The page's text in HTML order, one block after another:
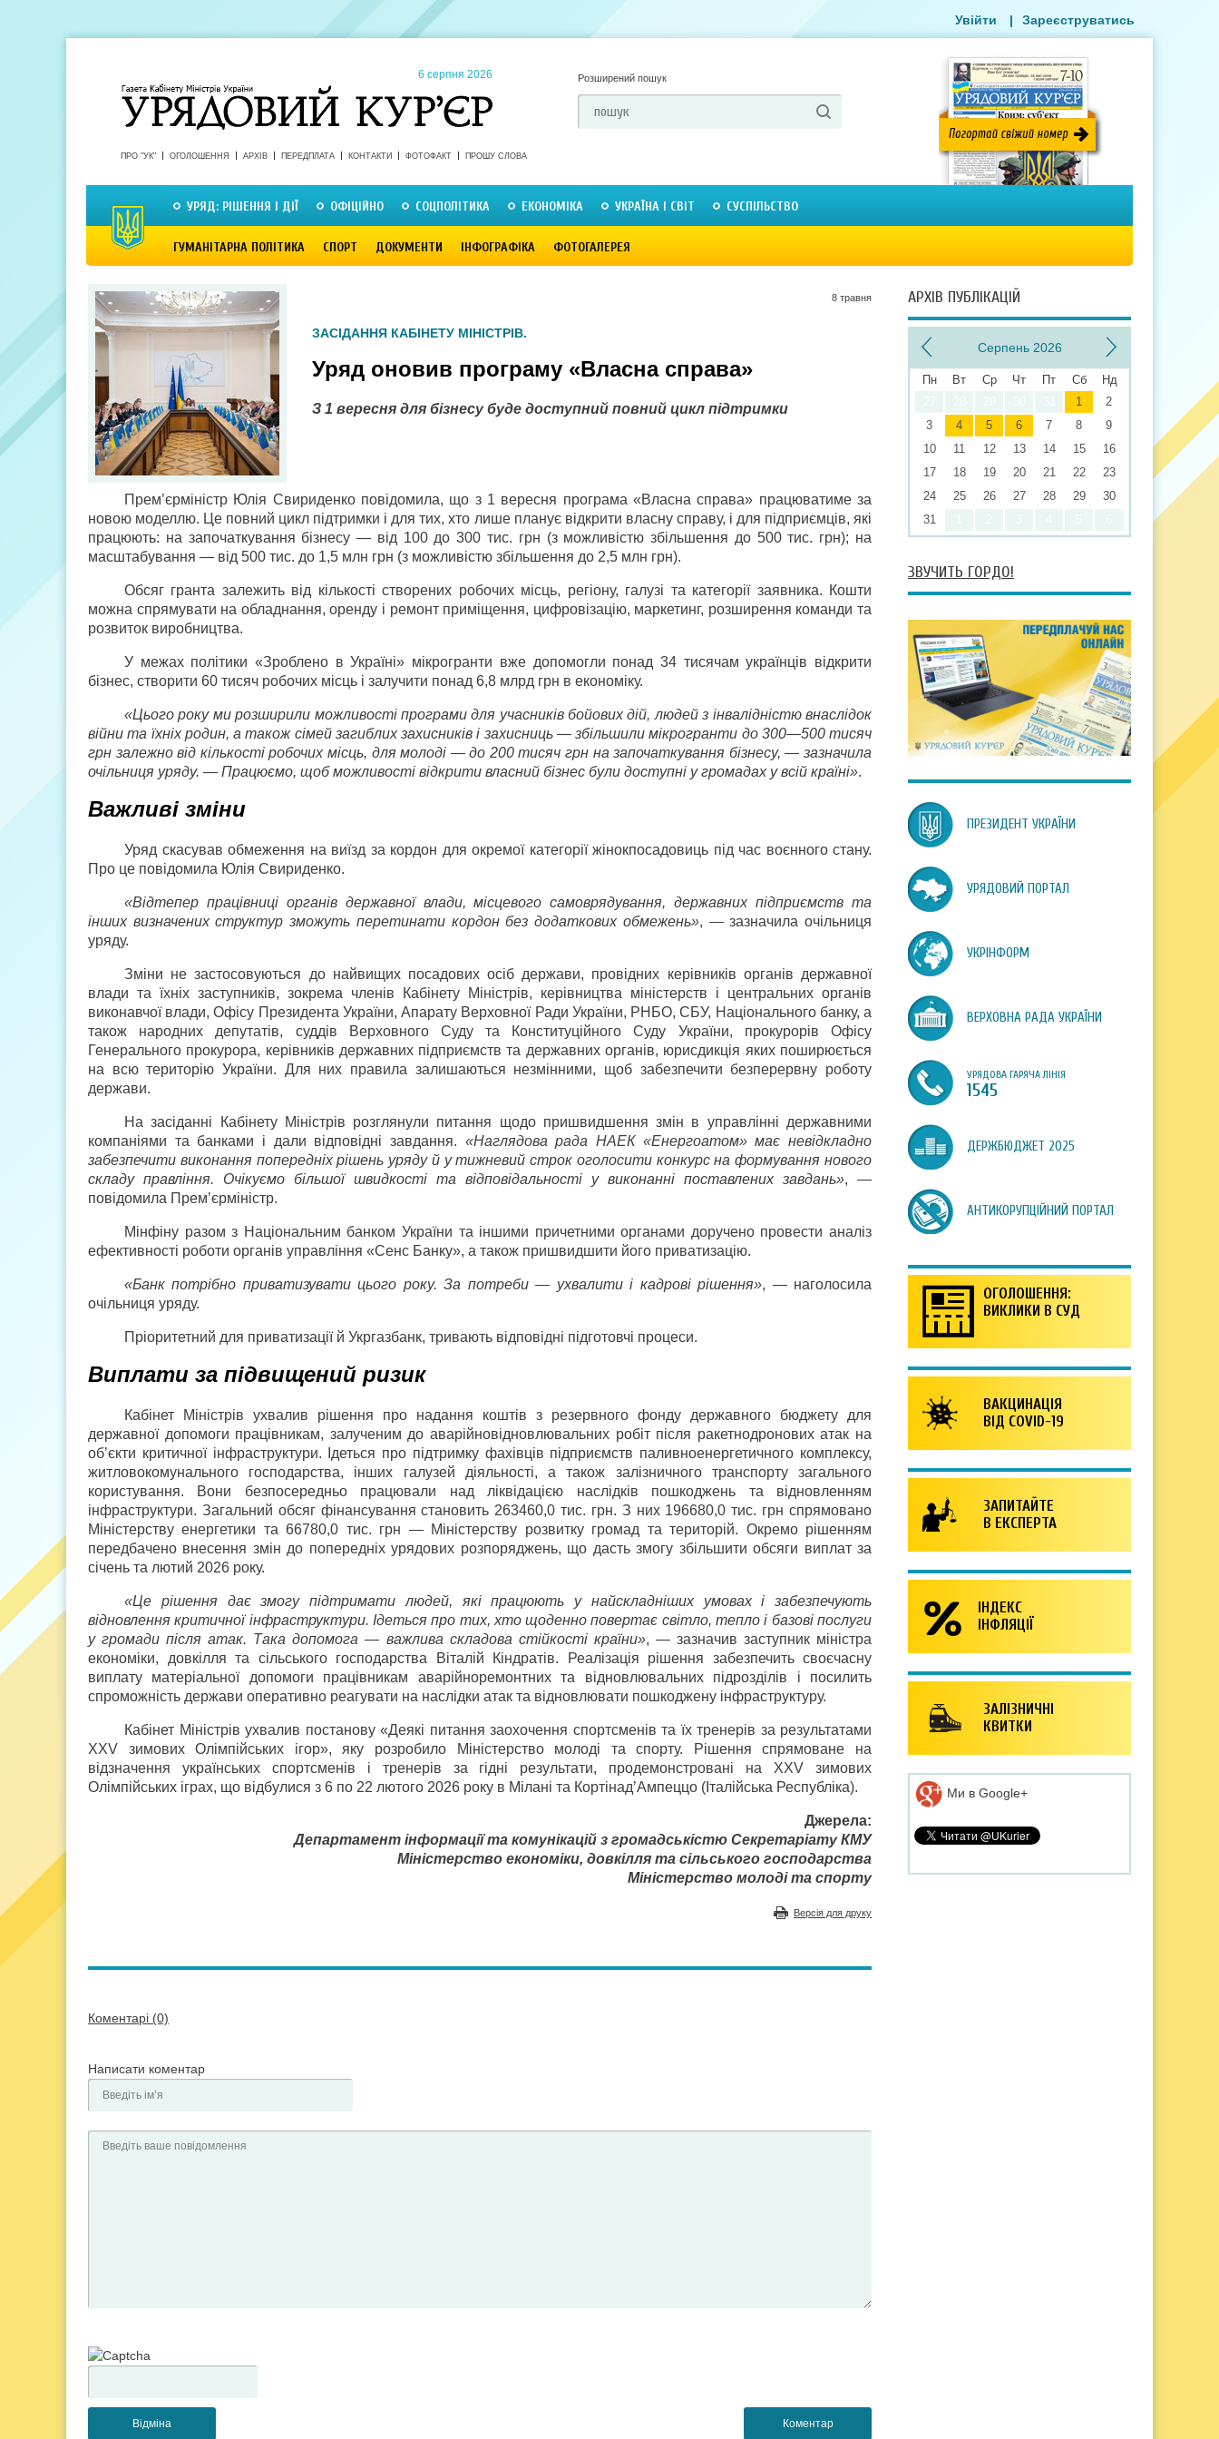
6 серпня 2026 Розширений пошук
ПРО "УК" ОГОЛОШЕННЯ АРХІВ ПЕРЕДПЛАТА КОНТАКТИ ФОТОФАКТ ПРОШУ СЛОВА
УРЯД: РІШЕННЯ І ДІЇ ОФІЦІЙНО СОЦПОЛІТИКА ЕКОНОМІКА УКРАЇНА І СВІТ СУСПІЛЬСТВО
ГУМАНІТАРНА ПОЛІТИКА СПОРТ ДОКУМЕНТИ ІНФОГРАФІКА ФОТОГАЛЕРЕЯ
Увійти | Зареєструватись
8 травня
ЗАСІДАННЯ КАБІНЕТУ МІНІСТРІВ.
Уряд оновив програму «Власна справа»
З 1 вересня для бізнесу буде доступний повний цикл підтримки
Прем’єр­міністр Юлія Свириденко повідомила, що з 1 вересня програма «Власна справа» працюватиме за
новою моделлю. Це повний цикл підтримки і для тих, хто лише планує відкрити власну справу, і для підприємців, які
працюють: на започаткування бізнесу — від 100 до 300 тис. грн (з можливістю збільшення до 500 тис. грн); на
масштабування — від 500 тис. до 1,5 млн грн (з можливістю збільшення до 2,5 млн грн).
Обсяг гранта залежить від кількості створених робочих місць, регіону, галузі та категорії заявника. Кошти
можна спрямувати на обладнання, оренду і ремонт приміщення, цифровізацію, маркетинг, розширення команди та
розвиток виробництва.
У межах політики «Зроблено в Україні» мікрогранти вже допомогли понад 34 тисячам українців відкрити
бізнес, створити 60 тисяч робочих місць і залучити понад 6,8 млрд грн в економіку.
«Цього року ми розширили можливості програми для учасників бойових дій, людей з інвалідністю внаслідок
війни та їхніх родин, а також сімей загиблих захисників і захисниць — збільшили мікрогранти до 300—500 тисяч
грн залежно від кількості робочих місць, для молоді — до 200 тисяч грн на започаткування бізнесу, — зазначила
очільниця уряду. — Працюємо, щоб можливості відкрити власний бізнес були доступні у громадах у всій країні».
Важливі зміни
Уряд скасував обмеження на виїзд за кордон для окремої категорії жінок­посадовиць під час воєнного стану.
Про це повідомила Юлія Свириденко.
«Відтепер працівниці органів державної влади, місцевого самоврядування, державних підприємств та
інших визначених структур зможуть перетинати кордон без додаткових обмежень», — зазначила очільниця
уряду.
Зміни не застосовуються до найвищих посадових осіб держави, провідних керівників органів державної
влади та їхніх заступників, зокрема членів Кабінету Міністрів, керівництва міністерств і центральних органів
виконавчої влади, Офісу Президента України, Апарату Верховної Ради України, РНБО, СБУ, Національного банку, а
також народних депутатів, суддів Верховного Суду та Конституційного Суду України, прокурорів Офісу
Генерального прокурора, керівників державних підприємств та державних органів, юрисдикція яких поширюється
на всю територію України. Для них правила залишаються незмінними, щоб забезпечити безперервну роботу
держави.
На засіданні Кабінету Міністрів розглянули питання щодо пришвидшення змін в управлінні державними
компаніями та банками і дали відповідні завдання. «Наглядова рада НАЕК «Енергоатом» має невідкладно
забезпечити виконання попередніх рішень уряду й у тижневий строк оголосити конкурс на формування нового
складу правління. Очікуємо більшої швидкості та відповідальності у виконанні поставлених завдань», —
повідомила Прем’єр­міністр.
Мінфіну разом з Національним банком України та іншими причетними органами доручено провести аналіз
ефективності роботи органів управління «Сенс Банку», а також пришвидшити його приватизацію.
«Банк потрібно приватизувати цього року. За потреби — ухвалити і кадрові рішення», — наголосила
очільниця уряду.
Пріоритетний для приватизації й Укргазбанк, тривають відповідні підготовчі процеси.
Виплати за підвищений ризик
Кабінет Міністрів ухвалив рішення про надання коштів з резервного фонду державного бюджету для
державної допомоги працівникам, залученим до аварійно­відновлювальних робіт після ракетно­дронових атак на
об’єкти критичної інфраструктури. Ідеться про підтримку фахівців підприємств паливно­енергетичного комплексу,
житлово­комунального господарства, інших галузей діяльності, а також залізничного транспорту загального
користування. Вони безпосередньо працювали над ліквідацією наслідків пошкоджень та відновленням
інфраструктури. Загальний обсяг фінансування становить 263460,0 тис. грн. З них 196680,0 тис. грн спрямовано
Міністерству енергетики та 66780,0 тис. грн — Міністерству розвитку громад та територій. Окремо рішенням
передбачено внесення змін до попередніх урядових розпоряджень, що дасть змогу збільшити обсяги виплат за
січень та лютий 2026 року.
«Це рішення дає змогу підтримати людей, які працюють у найскладніших умовах і забезпечують
відновлення критичної інфраструктури. Ідеться про тих, хто щоденно повертає світло, тепло і базові послуги
у громади після атак. Така допомога — важлива складова стійкості країни», — зазначив заступник міністра
економіки, довкілля та сільського господарства Віталій Кіндратів. Реалізація рішення забезпечить своєчасну
виплату матеріальної допомоги працівникам аварійно­ремонтних та відновлювальних підрозділів і посилить
спроможність держави оперативно реагувати на наслідки атак та відновлювати пошкоджену інфраструктуру.
Кабінет Міністрів ухвалив постанову «Деякі питання заохочення спортсменів та їх тренерів за результатами
XXV зимових Олімпійських ігор», яку розробило Міністерство молоді та спорту. Рішення спрямоване на
відзначення українських спортсменів і тренерів за гідні результати, продемонстровані на XXV зимових
Олімпійських іграх, що відбулися з 6 по 22 лютого 2026 року в Мілані та Кортіна­д’Ампеццо (Італійська Республіка).
Джерела:
Департамент інформації та комунікацій з громадськістю Секретаріату КМУ
Міністерство економіки, довкілля та сільського господарства
Міністерство молоді та спорту
Версія для друку
Коментарі (0)
Написати коментар
АРХІВ ПУБЛІКАЦІЙ
Серпень 2026
Пн Вт Ср Чт Пт Сб
Нд
1
2
3
4 5 6 7 8
9
10
11 12 13 14 15
16
17
18 19 20 21 22
23
24
25 26 27 28 29
30
31
ЗВУЧИТЬ ГОРДО!
ПРЕЗИДЕНТ УКРАЇНИ
УРЯДОВИЙ ПОРТАЛ
УКРІНФОРМ
ВЕРХОВНА РАДА УКРАЇНИ
УРЯДОВА ГАРЯЧА ЛІНІЯ
1545
ДЕРЖБЮДЖЕТ 2025
АНТИКОРУПЦІЙНИЙ ПОРТАЛ
ОГОЛОШЕННЯ:
ВИКЛИКИ В СУД
ВАКЦИНАЦІЯ
ВІД COVID-19
ЗАПИТАЙТЕ
В ЕКСПЕРТА
ІНДЕКС
ІНФЛЯЦІЇ
ЗАЛІЗНИЧНІ
КВИТКИ
Ми в Google+